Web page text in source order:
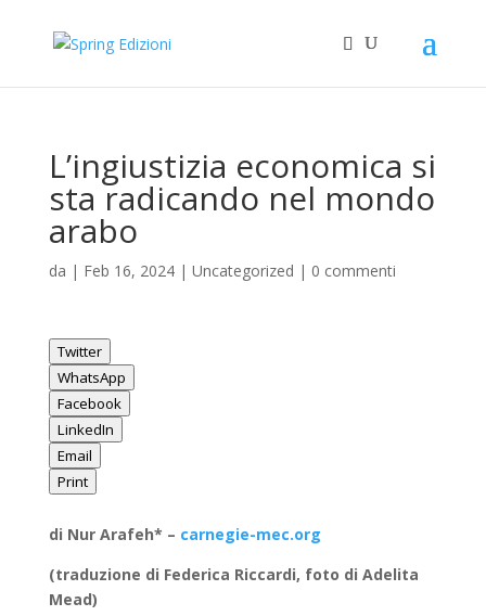
L’ingiustizia economica si
sta radicando nel mondo
arabo
da | Feb 16, 2024| Uncategorized | 0 commenti
Twitter
WhatsApp
Facebook
LinkedIn
Email
Print
di Nur Arafeh* – carnegie-mec.org
(traduzione di Federica Riccardi, foto di Adelita
Mead)